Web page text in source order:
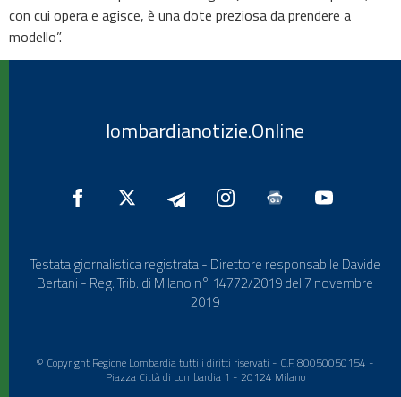
con cui opera e agisce, è una dote preziosa da prendere a
modello”.
lombardianotizie.Online
Testata giornalistica registrata - Direttore responsabile Davide
Bertani - Reg. Trib. di Milano n° 14772/2019 del 7 novembre
2019
© Copyright Regione Lombardia tutti i diritti riservati - C.F. 80050050154 -
Piazza Città di Lombardia 1 - 20124 Milano